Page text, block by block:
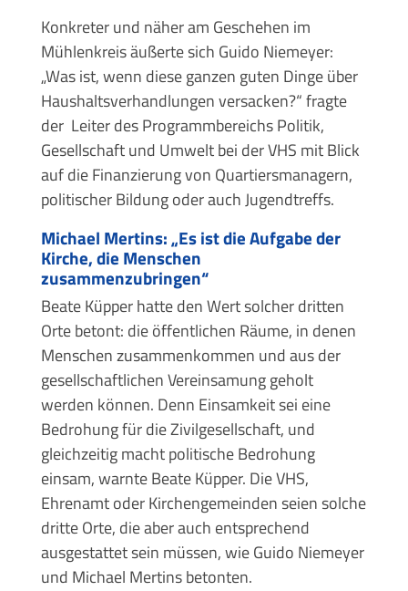
Konkreter und näher am Geschehen im
Mühlenkreis äußerte sich Guido Niemeyer:
„Was ist, wenn diese ganzen guten Dinge über
Haushaltsverhandlungen versacken?“ fragte
der Leiter des Programmbereichs Politik,
Gesellschaft und Umwelt bei der VHS mit Blick
auf die Finanzierung von Quartiersmanagern,
politischer Bildung oder auch Jugendtreffs.
Michael Mertins: „Es ist die Aufgabe der
Kirche, die Menschen
zusammenzubringen“
Beate Küpper hatte den Wert solcher dritten
Orte betont: die öffentlichen Räume, in denen
Menschen zusammenkommen und aus der
gesellschaftlichen Vereinsamung geholt
werden können. Denn Einsamkeit sei eine
Bedrohung für die Zivilgesellschaft, und
gleichzeitig macht politische Bedrohung
einsam, warnte Beate Küpper. Die VHS,
Ehrenamt oder Kirchengemeinden seien solche
dritte Orte, die aber auch entsprechend
ausgestattet sein müssen, wie Guido Niemeyer
und Michael Mertins betonten.